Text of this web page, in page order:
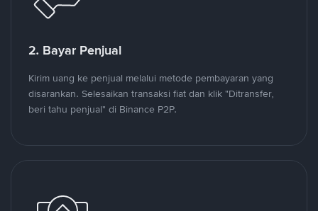
2. Bayar Penjual
Kirim uang ke penjual melalui metode pembayaran yang
disarankan. Selesaikan transaksi fiat dan klik "Ditransfer,
beri tahu penjual" di Binance P2P.